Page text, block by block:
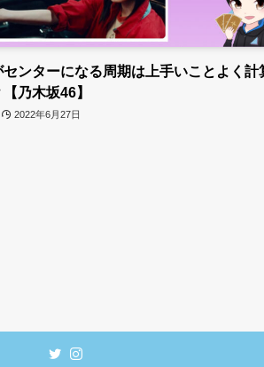
ンターになる周期は上手いことよく計
乃木坂46】
2022年6月27日